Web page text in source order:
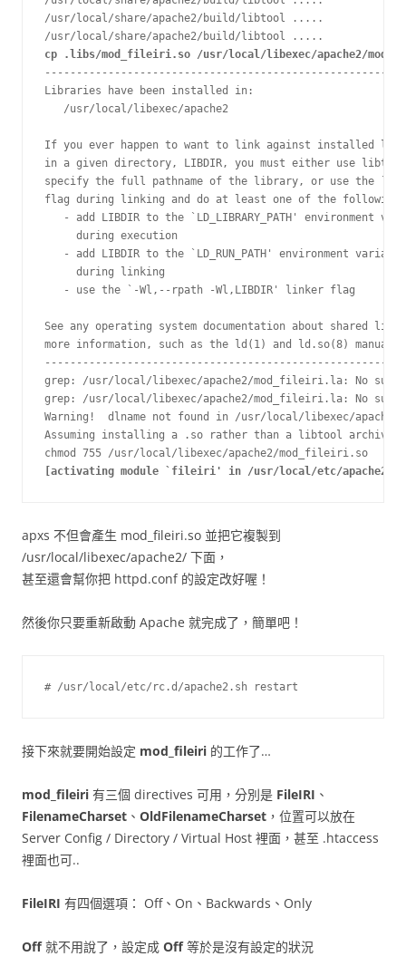
/usr/local/share/apache2/build/libtool .....
cp .libs/mod_fileiri.so /usr/local/libexec/apache2/
Libraries have been installed in:
   /usr/local/libexec/apache2
If you ever happen to want to link against installed
in a given directory, LIBDIR, you must either use
specify the full pathname of the library, or use the `-
flag during linking and do at least one of the following:
- add LIBDIR to the `LD_LIBRARY_PATH' environment
     during execution
   - add LIBDIR to the `LD_RUN_PATH' environment variable
     during linking
   - use the `-Wl,--rpath -Wl,LIBDIR' linker flag
See any operating system documentation about shared
more information, such as the ld(1) and ld.so(8) manual
grep: /usr/local/libexec/apache2/mod_fileiri.la: No
grep: /usr/local/libexec/apache2/mod_fileiri.la: No
Warning!  dlname not found in /usr/local/libexec/
Assuming installing a .so rather than a libtool archive.
[activating module `fileiri' in /usr/local/etc/apache2/
apxs 不但會產生 mod_fileiri.so 並把它複製到
/usr/local/libexec/apache2/ 下面，
甚至還會幫你把 httpd.conf 的設定改好喔！
然後你只要重新啟動 Apache 就完成了，簡單吧！
# /usr/local/etc/rc.d/apache2.sh restart
接下來就要開始設定 mod_fileiri 的工作了…
mod_fileiri 有三個 directives 可用，分別是 FileIRI 、
FilenameCharset 、 OldFilenameCharset ，位置可以放在
Server Config / Directory / Virtual Host 裡面，甚至 .htaccess
裡面也可..
FileIRI 有四個選項： Off、On、Backwards、Only
Off就不用說了，設定成 Off等於是沒有設定的狀況